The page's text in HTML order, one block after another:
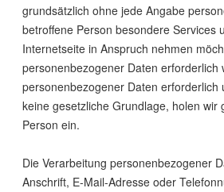
grundsätzlich ohne jede Angabe
betroffene Person besondere Services
Internetseite in Anspruch nehmen
personenbezogener Daten erforderlich
personenbezogener Daten
keine gesetzliche Grundlage, holen
Person ein.
Die Verarbeitung personenbezogener
Anschrift, E-Mail-Adresse oder